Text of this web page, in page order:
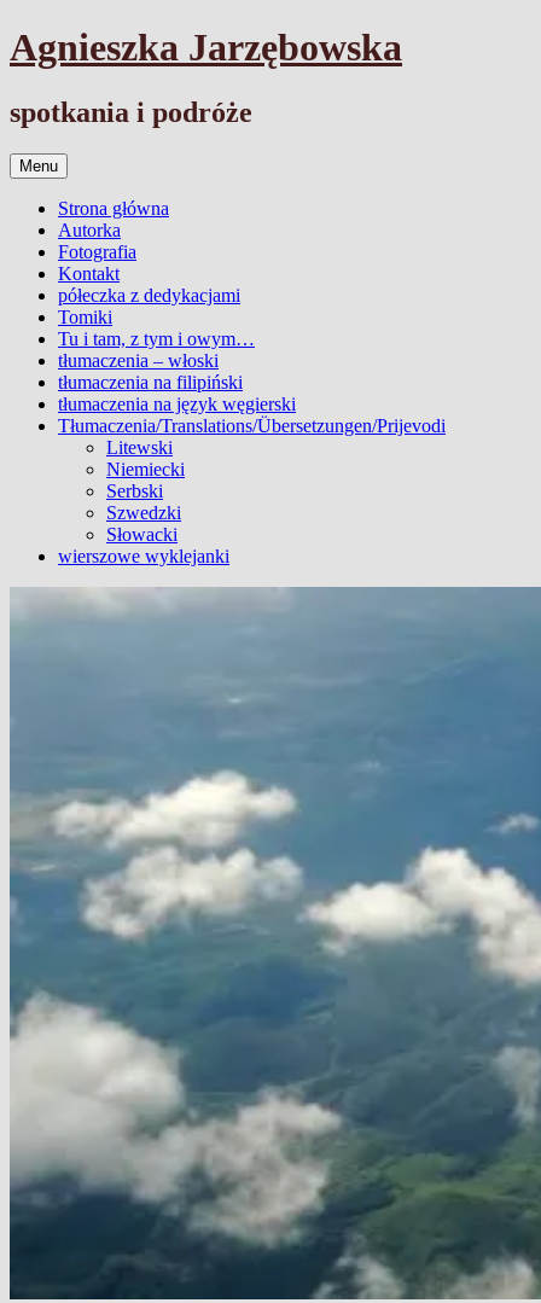
Przejdź
do
Agnieszka Jarzębowska
spotkania i podróże
Menu
Strona główna
Autorka
Fotografia
Kontakt
półeczka z dedykacjami
Tomiki
Tu i tam, z tym i owym…
tłumaczenia – włoski
tłumaczenia na filipiński
tłumaczenia na język węgierski
Tłumaczenia/Translations/Übersetzungen/Prijevodi
Litewski
Niemiecki
Serbski
Szwedzki
Słowacki
wierszowe wyklejanki